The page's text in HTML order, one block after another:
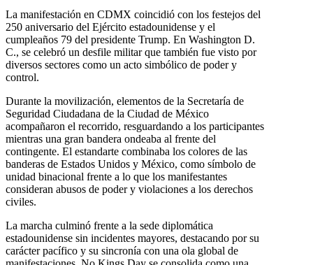
La manifestación en CDMX coincidió con los festejos del
250 aniversario del Ejército estadounidense y el
cumpleaños 79 del presidente Trump. En Washington D.
C., se celebró un desfile militar que también fue visto por
diversos sectores como un acto simbólico de poder y
control.
Durante la movilización, elementos de la Secretaría de
Seguridad Ciudadana de la Ciudad de México
acompañaron el recorrido, resguardando a los participantes
mientras una gran bandera ondeaba al frente del
contingente. El estandarte combinaba los colores de las
banderas de Estados Unidos y México, como símbolo de
unidad binacional frente a lo que los manifestantes
consideran abusos de poder y violaciones a los derechos
civiles.
La marcha culminó frente a la sede diplomática
estadounidense sin incidentes mayores, destacando por su
carácter pacífico y su sincronía con una ola global de